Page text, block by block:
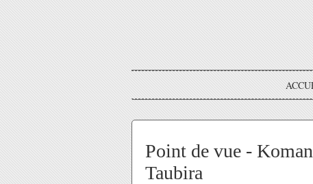
Point de vue -
Taubira